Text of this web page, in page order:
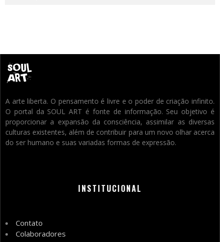
A arte liberta. O pensamento é livre e o poder de criação infinito.
O portal da SOUL ART é fonte de informação. Seu objetivo é
proporcionar a expansão da consciência, assimilar as diversas
culturas existentes, além de contribuir para um novo olhar acerca
do ser humano e suas variadas formas de expressão.
INSTITUCIONAL
Contato
Colaboradores